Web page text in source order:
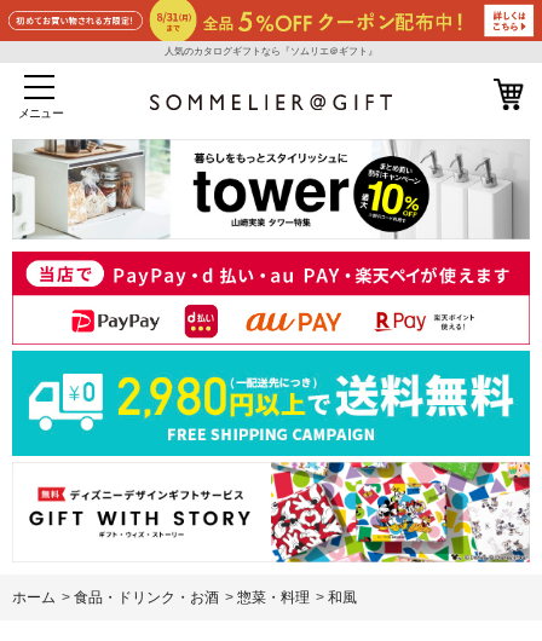
人気のカタログギフトなら『ソムリエ＠ギフト』
メニュー
ホーム > 食品・ドリンク・お酒 > 惣菜・料理 > 和風